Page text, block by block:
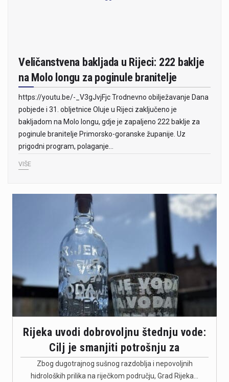
Veličanstvena bakljada u Rijeci: 222 baklje
na Molo longu za poginule branitelje
https://youtu.be/-_V3gJvjFjc Trodnevno obilježavanje Dana
pobjede i 31. obljetnice Oluje u Rijeci zaključeno je
bakljadom na Molo longu, gdje je zapaljeno 222 baklje za
poginule branitelje Primorsko-goranske županije. Uz
prigodni program, polaganje…
VIŠE
Rijeka uvodi dobrovoljnu štednju vode:
Cilj je smanjiti potrošnju za
Zbog dugotrajnog sušnog razdoblja i nepovoljnih
hidroloških prilika na riječkom području, Grad Rijeka…